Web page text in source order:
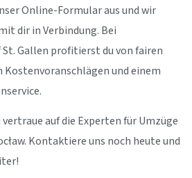
Online-Formular aus und wir
dir in Verbindung. Bei
St. Gallen profitierst du von fairen
und einem
vertraue auf die Experten für Umzüge
Kontaktiere uns noch heute und